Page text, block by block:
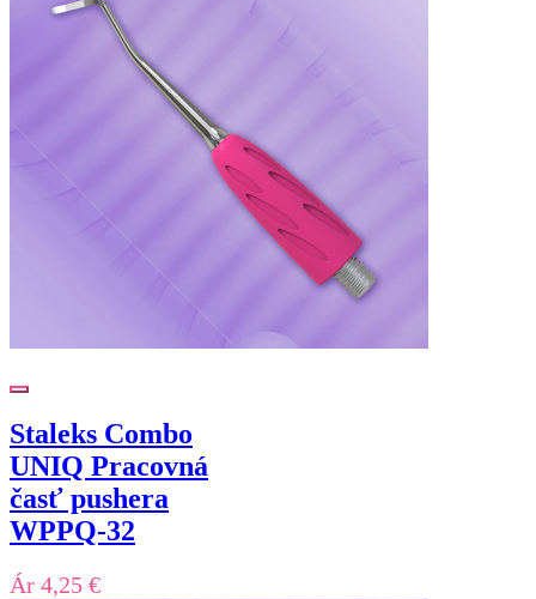
Staleks Combo
UNIQ Pracovná
časť pushera
WPPQ-32
Ár 4,25 €